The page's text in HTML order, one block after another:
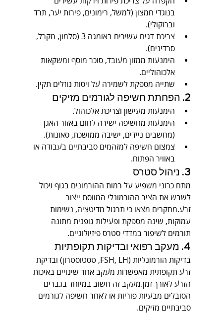
בנוגדי חמצון (למשל, רימונים, פירות יער, תרד
וברוקולי).
צריכת דגים עשירים באומגה 3 (סלמון, מקרל,
סרדינים).
הימנעות ממזון מעובד, סוכר מוסף ומשקאות
אלכוהוליים.
שתייה מספקת לשמירה על ויסות נוזלים תקין.
2. הפחתת חשיפה לגורמים מזיקים
הימנעות מעישון וצריכת אלכוהול.
הימנעות מחשיפה ישירה לחום באזור האגן
(מחשבים ניידים, ישיבה ממושכת, סאונות).
צמצום חשיפה למזהמים סביבתיים בעבודה או
באוויר הפתוח.
3. ניהול סטרס
מתח כרוני משפיע על רמות ההורמונים בגוף ויכול
לשבש את הציר ההורמונלי המווסת ייצור
זרע.מחקרים מצאו כי תרגול מדיטציה, נשימות
עמוקות, שינה מספקת ופעילות גופנית מתונה
תורמים לשיפור במדדי סטרס פיזיולוגיים.
4. מעקב רפואי ובדיקות תקופתיות
בדיקות הורמונליות (FSH, LH, טסטוסטרון) ובדיקת
זרע תקופתית מאפשרות מעקב אחר שינויים באיכות
הזרע לאורך זמן.מעקב זה חשוב במיוחד בגברים
הסובלים מבעיות פוריות או לאחר חשיפה לגורמים
סביבתיים מזיקים.